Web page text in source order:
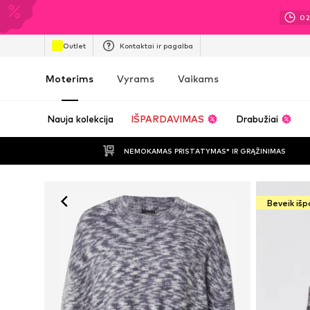
02
Outlet Kontaktai ir pagalba
Moterims Vyrams Vaikams
Nauja kolekcija IŠPARDAVIMAS Drabužiai
NEMOKAMAS PRISTATYMAS* IR GRĄŽINIMAS
Beveik